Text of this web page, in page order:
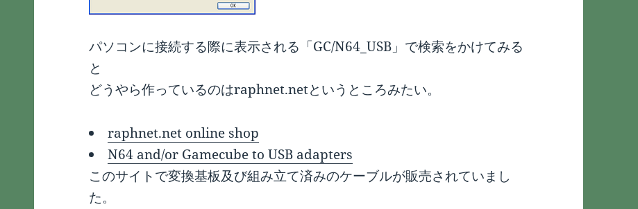
パソコンに接続する際に表示される「GC/N64_USB」で検索をかけてみる
と
どうやら作っているのはraphnet.netというところみたい。
raphnet.net online shop
N64 and/or Gamecube to USB adapters
このサイトで変換基板及び組み立て済みのケーブルが販売されていまし
た。